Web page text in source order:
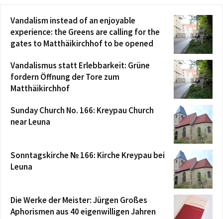
Vandalism instead of an enjoyable
experience: the Greens are calling for the
gates to Matthäikirchhof to be opened
Vandalismus statt Erlebbarkeit: Grüne
fordern Öffnung der Tore zum
Matthäikirchhof
Sunday Church No. 166: Kreypau Church
near Leuna
Sonntagskirche № 166: Kirche Kreypau bei
Leuna
Die Werke der Meister: Jürgen Großes
Aphorismen aus 40 eigenwilligen Jahren